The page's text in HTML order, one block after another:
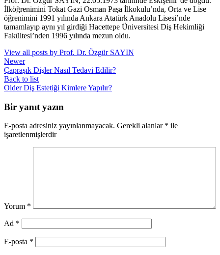
İlköğrenimini Tokat Gazi Osman Paşa İlkokulu’nda, Orta ve Lise
öğrenimini 1991 yılında Ankara Atatürk Anadolu Lisesi’nde
tamamlayıp aynı yıl girdiği Hacettepe Üniversitesi Diş Hekimliği
Fakültesi’nden 1996 yılında mezun oldu.
View all posts by Prof. Dr. Özgür SAYIN
Newer
Çapraşık Dişler Nasıl Tedavi Edilir?
Back to list
Older Diş Estetiği Kimlere Yapılır?
Bir yanıt yazın
E-posta adresiniz yayınlanmayacak. Gerekli alanlar * ile
işaretlenmişlerdir
Yorum *
Ad *
E-posta *